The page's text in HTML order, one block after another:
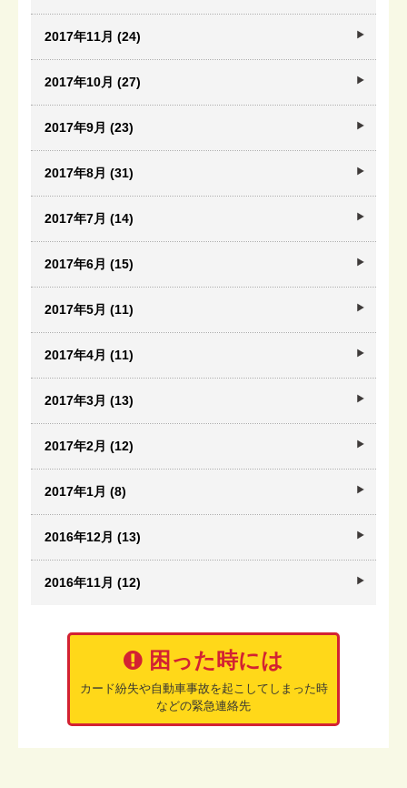
2017年11月 (24)
2017年10月 (27)
2017年9月 (23)
2017年8月 (31)
2017年7月 (14)
2017年6月 (15)
2017年5月 (11)
2017年4月 (11)
2017年3月 (13)
2017年2月 (12)
2017年1月 (8)
2016年12月 (13)
2016年11月 (12)
困った時には
カード紛失や自動車事故を起こしてしまった時
などの緊急連絡先